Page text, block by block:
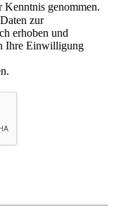
Kenntnis genommen.
zur
erhoben und
Ihre Einwilligung